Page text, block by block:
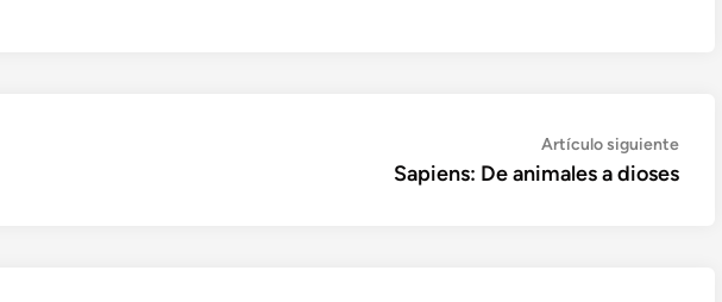
Artículo siguiente
Sapiens: De animales a dioses